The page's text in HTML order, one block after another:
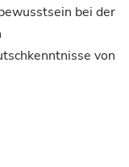
bei der
von